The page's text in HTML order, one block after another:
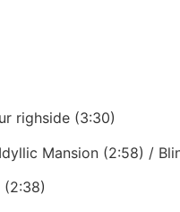
righside (3:30)
Mansion (2:58) /
(2:38)